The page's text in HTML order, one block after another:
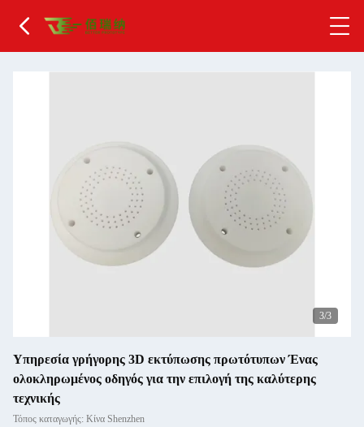
1/3
Υπηρεσία γρήγορης 3D εκτύπωσης πρωτότυπων Ένας
ολοκληρωμένος οδηγός για την επιλογή της καλύτερης
τεχνικής
Τόπος καταγωγής: Κίνα Shenzhen